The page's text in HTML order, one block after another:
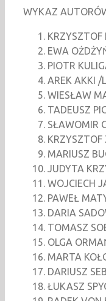
WYKAZ
EWA
PIOTR
AREK AKKI /
WIESŁAW
TADEUSZ
SŁAWOMIR
MARIUSZ
JUDYTA
WOJCIECH
PAWEŁ
DARIA
TOMASZ
OLGA
MARTA
DARIUSZ
ŁUKASZ